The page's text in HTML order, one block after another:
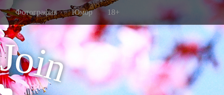
Фотография Юмор 18+
oin